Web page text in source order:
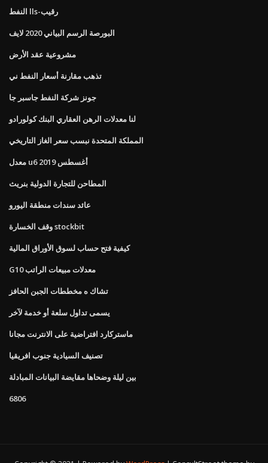
النفط lls-رقيب
البورصة الرسم البياني 2020 لايف
مشروعية عقد الأرض
تذهب مقارنة أسعار النفط ني
جونز شركة النفط جاسبر جا
لنا معدلات الرهن العقاري البنك كولورادو
المملكة المتحدة نبسب سعر الغاز التاريخي
معدل u6 أغسطس 2019
المطاحن للتجارة الدولية بنريث
عائد سندات منطقة اليورو
وقف الخسارة stockbit
كيفية فتح حساب لسوق الأوراق المالية
G10 معدلات مبيعات الراتب
تشاك ه مخططات الجبن الحافز
يسمى تداول سلعة أو خدمة لآخر
ماستركارد افتراضية على الانترنت مجانا
تصنيف السيادية جنوب افريقيا
بين ليلة وضحاها مقايضة البيانات المبادلة
6806